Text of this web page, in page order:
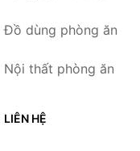
Đồ dùng phòng ăn
Nội thất phòng ăn
LIÊN HỆ